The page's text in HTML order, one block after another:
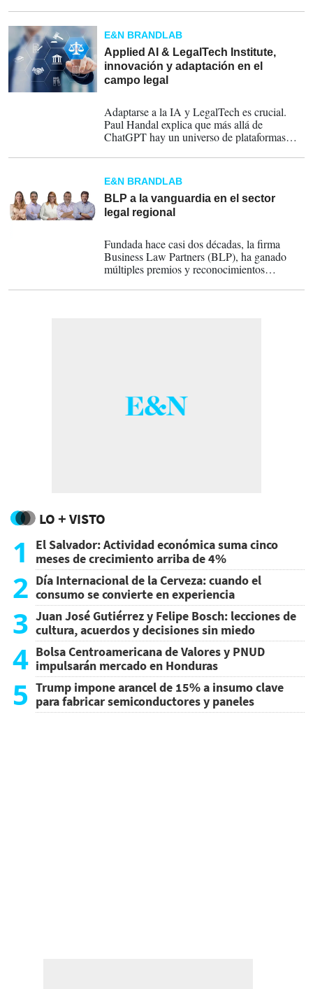
documentos legales a Panamá en enero de
2026.
E&N BRANDLAB
Applied AI & LegalTech Institute,
innovación y adaptación en el
campo legal
Adaptarse a la IA y LegalTech es crucial.
Paul Handal explica que más allá de
ChatGPT hay un universo de plataformas
E&N BRANDLAB
BLP a la vanguardia en el sector
legal regional
Fundada hace casi dos décadas, la firma
Business Law Partners (BLP), ha ganado
múltiples premios y reconocimientos
legal.
LO + VISTO
1
El Salvador: Actividad económica suma cinco
meses de crecimiento arriba de 4%
2 Día Internacional de la Cerveza: cuando el
consumo se convierte en experiencia
3 Juan José Gutiérrez y Felipe Bosch: lecciones de
cultura, acuerdos y decisiones sin miedo
4 Bolsa Centroamericana de Valores y PNUD
impulsarán mercado en Honduras
5 Trump impone arancel de 15% a insumo clave
para fabricar semiconductores y paneles